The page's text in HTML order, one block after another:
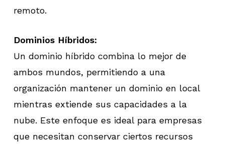
remoto.
Dominios Híbridos:
Un dominio híbrido combina lo mejor de
ambos mundos, permitiendo a una
organización mantener un dominio en local
mientras extiende sus capacidades a la
nube. Este enfoque es ideal para empresas
que necesitan conservar ciertos recursos